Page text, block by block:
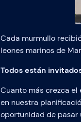
Cada murmullo
leones marinos de
Todos están
Cuanto más crezca el
en nuestra
oportunidad de pasar